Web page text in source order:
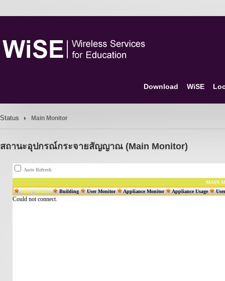
Download WiSE
Status Main Monitor
สถานะอุปกรณ์กระจายสัญญาณ (Main Monitor)